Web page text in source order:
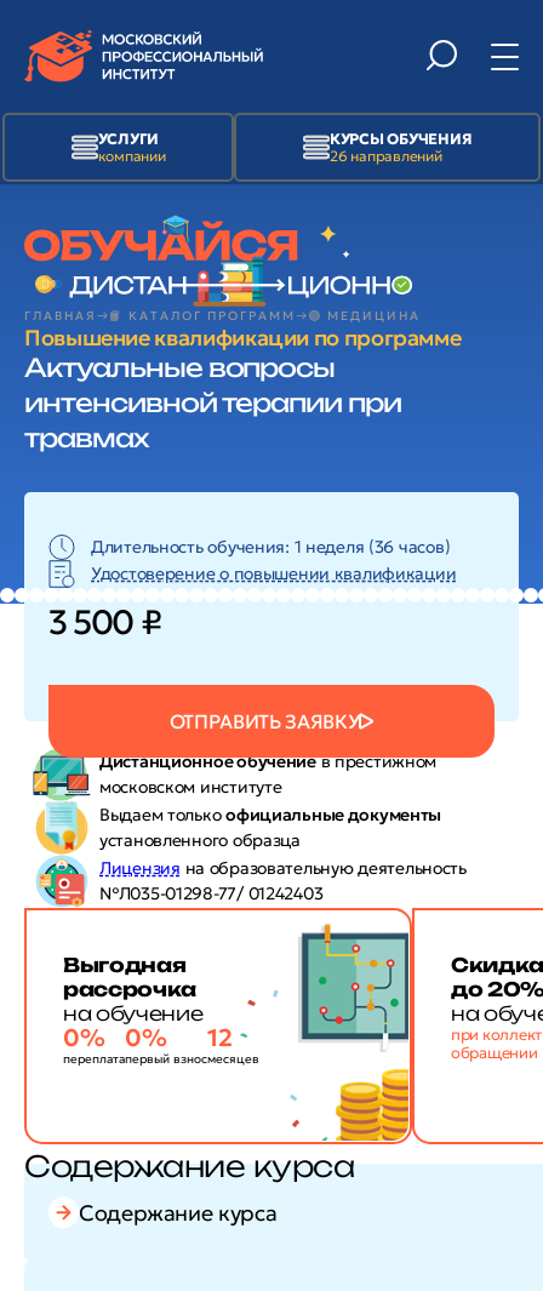
УСЛУГИ
компании
КУРСЫ ОБУЧЕНИЯ
26 направлений
ГЛАВНАЯ 📙 КАТАЛОГ ПРОГРАММ 🟢 МЕДИЦИНА
Повышение квалификации по программе
Актуальные вопросы
интенсивной терапии при
травмах
Длительность обучения: 1 неделя (36 часов)
Удостоверение о повышении квалификации
3 500 ₽
ОТПРАВИТЬ ЗАЯВКУ
Дистанционное обучениев престижном
московском институте
Выдаем толькоофициальные документы
установленного образца
Лицензия на образовательную деятельность
№Л035-01298-77/ 01242403
Выгодная
рассрочка
на обучение
0%
переплата
0%
первый взнос
12
месяцев
до
на
при
обращении
Содержание курса
Содержание курса